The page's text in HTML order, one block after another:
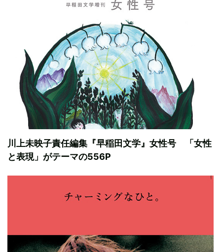
川上未映子責任編集『早稲田文学』女性号 「女性
と表現」がテーマの556P